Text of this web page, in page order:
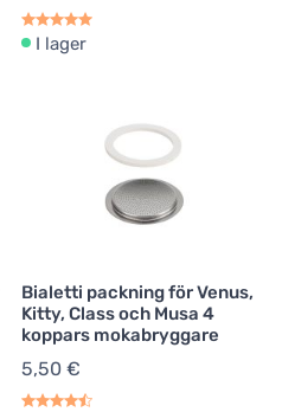
I lager
Bialetti packning för Venus,
Kitty, Class och Musa 4
koppars mokabryggare
5,50 €